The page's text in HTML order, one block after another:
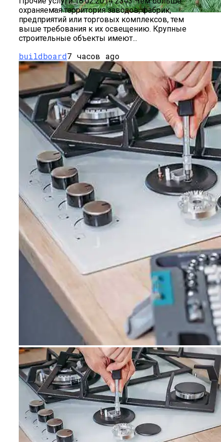
Лиственница: Описание, Уход И
Посадка, Размножение, Применение В
охраняемая территория заводов, фабрик,
предприятий или торговых комплексов, тем
выше требования к их освещению. Крупные
строительные объекты имеют...
buildboard7 часов ago